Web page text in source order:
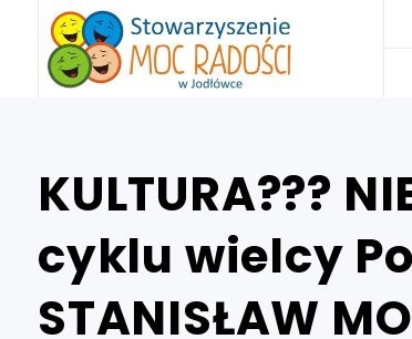
KULTURA???
cyklu wielcy
STANISŁAW